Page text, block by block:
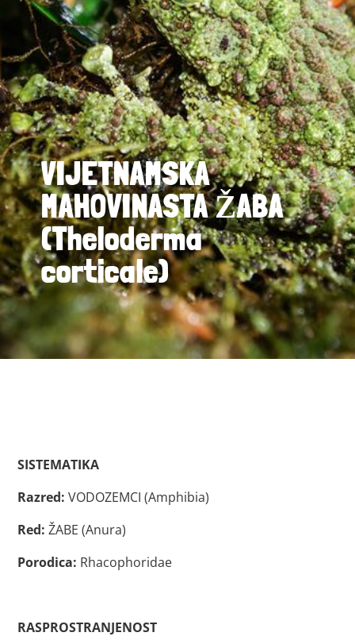
VIJETNAMSKA
MAHOVINASTA ŽABA
(Theloderma
corticale)
SISTEMATIKA
Razred: VODOZEMCI (Amphibia)
Red: ŽABE (Anura)
Porodica: Rhacophoridae
RASPROSTRANJENOST